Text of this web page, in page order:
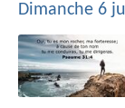
Dimanche 6